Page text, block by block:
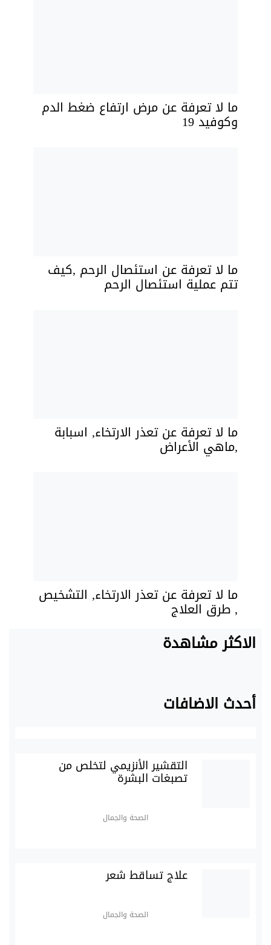
ما لا تعرفة عن مرض ارتفاع ضغط الدم
وكوفيد 19
ما لا تعرفة عن استئصال الرحم ,كيف
تتم عملية استئصال الرحم
ما لا تعرفة عن تعذر الارتخاء, اسبابة
,ماهي الأعراض
ما لا تعرفة عن تعذر الارتخاء, التشخيص
, طرق العلاج
الاكثر مشاهدة
أحدث الاضافات
التقشير الأنزيمي لتخلص من
تصبغات البشرة
الصحة والجمال
علاج تساقط شعر
الصحة والجمال